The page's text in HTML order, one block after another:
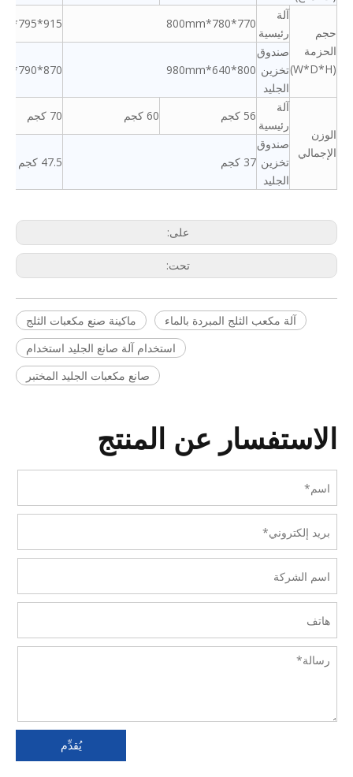
حجم
الحزمة
(W*D*H)
آلة
رئيسية
770*780*800mm
915*795*980mm
صندوق
تخزين
الجليد
800*640*980mm
870*790*1020mm
الوزن
الإجمالي
آلة
رئيسية
56 كجم 60 كجم
70 كجم
صندوق
تخزين
الجليد
37 كجم 47.5 كجم
على:
تحت:
ماكينة صنع مكعبات الثلج
آلة مكعب الثلج المبردة بالماء
استخدام آلة صانع الجليد استخدام
صانع مكعبات الجليد المختبر
الاستفسار عن المنتج
يُقدِّم